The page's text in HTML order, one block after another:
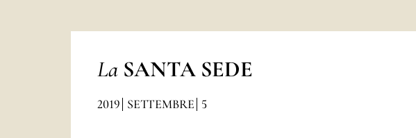
La SANTA SEDE
2019 SETTEMBRE 5